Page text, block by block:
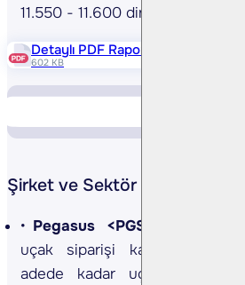
11.550 - 11.600 direnç seviyeleri
Detaylı PDF Raporu
602 KB
Şirket ve Sektör Haberleri
Pegasus <PGSUS TI>
uçak siparişi kapsamında
adede kadar uçakta